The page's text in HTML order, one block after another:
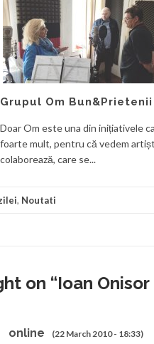
Grupul Om Bun&Prietenii
Doar Om este una din inițiativele
foarte mult, pentru că vedem
colaborează, care se...
, Noutati
on “Ioan
online (22 March 2010 - 18:33)